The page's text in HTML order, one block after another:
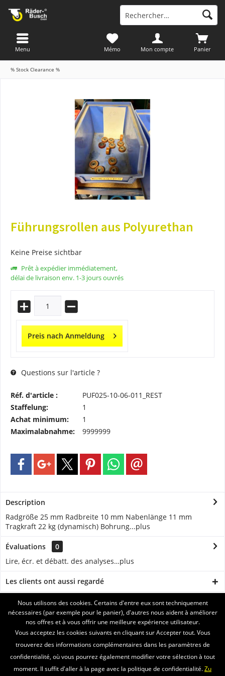
Panier
Mémo Mon compte
Menu
% Stock Clearance %
Führungsrollen aus Polyurethan
Keine Preise sichtbar
Prêt à expédier immédiatement,
délai de livraison env. 1-3 jours ouvrés
Preis nach Anmeldung
Questions sur l'article ?
Réf. d'article :
PUF025-10-06-011_REST
Staffelung:
1
Achat minimum:
1
Maximalabnahme:
9999999
Description
Radgröße 25 mm Radbreite 10 mm Nabenlänge 11 mm
Tragkraft 22 kg (dynamisch) Bohrung...plus
Évaluations
0
Lire, écr. et débatt. des analyses…plus
Les clients ont aussi regardé
ASSISTANCE
SERVICE
INFORMATIONS
Nous utilisons des cookies. Certains d'entre eux sont techniquement
nécessaires (par exemple pour le panier), d'autres nous aident à améliorer
nos offres et à vous offrir une meilleure expérience utilisateur.
Vous acceptez les cookies suivants en cliquant sur Accepter tout. Vous
trouverez des informations complémentaires dans les paramètres de
confidentialité, où vous pourrez également modifier votre sélection à tout
moment. Il suffit d'aller à la page avec la politique de confidentialité.Zu